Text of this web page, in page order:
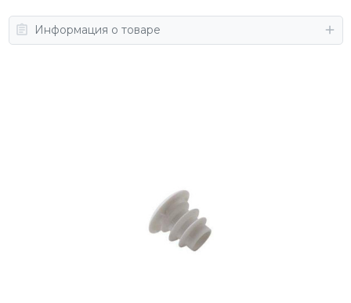
Информация о товаре